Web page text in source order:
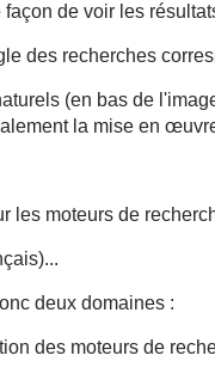
de voir les
des recherches
(en bas de
la mise en
les moteurs de
deux domaines :
des moteurs de